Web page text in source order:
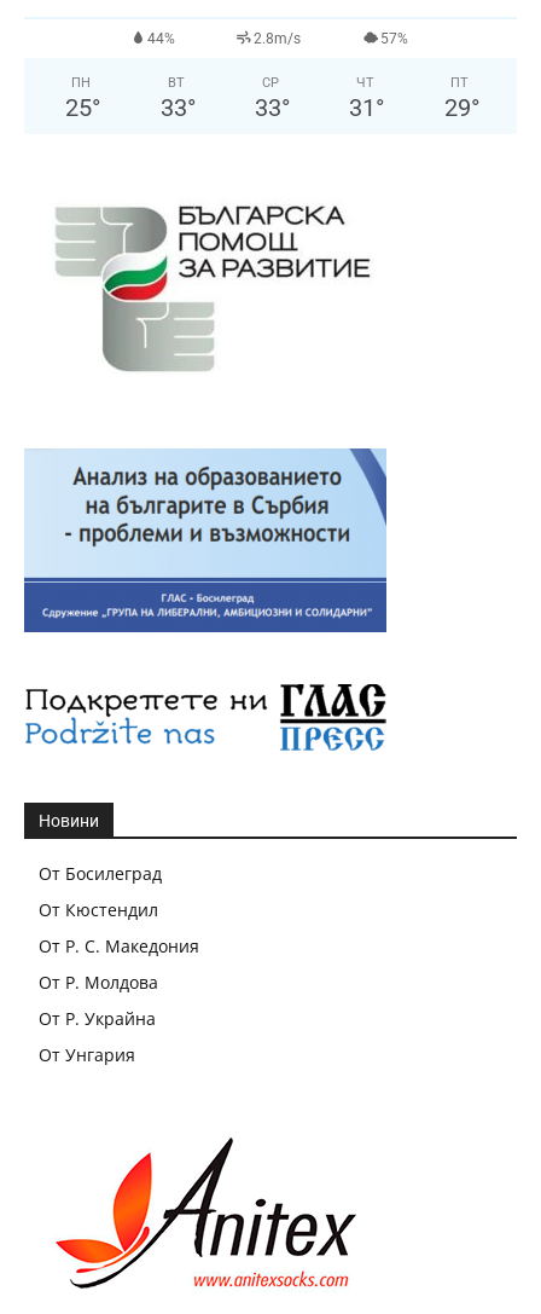
44% 2.8m/s 57%
ПН
25°
ВТ
33°
СР
33°
ЧТ
31 °
ПТ
29°
Новини
От Босилеград
От Кюстендил
От Р. С. Македония
От Р. Молдова
От Р. Украйна
От Унгария